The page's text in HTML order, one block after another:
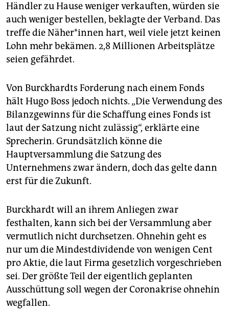
Händler zu Hause weniger verkauften, würden sie
auch weniger bestellen, beklagte der Verband. Das
treffe die Näher*innen hart, weil viele jetzt keinen
Lohn mehr bekämen. 2,8 Millionen Arbeitsplätze
seien gefährdet.
Von Burckhardts Forderung nach einem Fonds
hält Hugo Boss jedoch nichts. „Die Verwendung des
Bilanzgewinns für die Schaffung eines Fonds ist
laut der Satzung nicht zulässig“, erklärte eine
Sprecherin. Grundsätzlich könne die
Hauptversammlung die Satzung des
Unternehmens zwar ändern, doch das gelte dann
erst für die Zukunft.
Burckhardt will an ihrem Anliegen zwar
festhalten, kann sich bei der Versammlung aber
vermutlich nicht durchsetzen. Ohnehin geht es
nur um die Mindestdividende von wenigen Cent
pro Aktie, die laut Firma gesetzlich vorgeschrieben
sei. Der größte Teil der eigentlich geplanten
Ausschüttung soll wegen der Coronakrise ohnehin
wegfallen.